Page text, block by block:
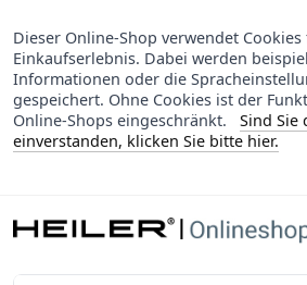
Dieser Online-Shop verwendet
Einkaufserlebnis. Dabei werden
Informationen oder die
gespeichert. Ohne Cookies ist der
Online-Shops eingeschränkt.
Sind Sie
einverstanden, klicken Sie bitte hier.